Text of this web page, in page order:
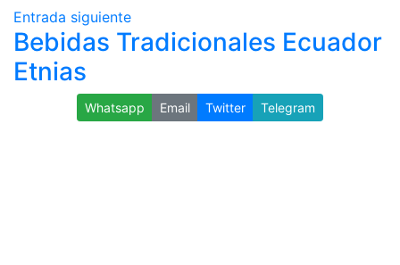
Entrada siguiente
Bebidas Tradicionales Ecuador
Etnias
Whatsapp Email Twitter Telegram